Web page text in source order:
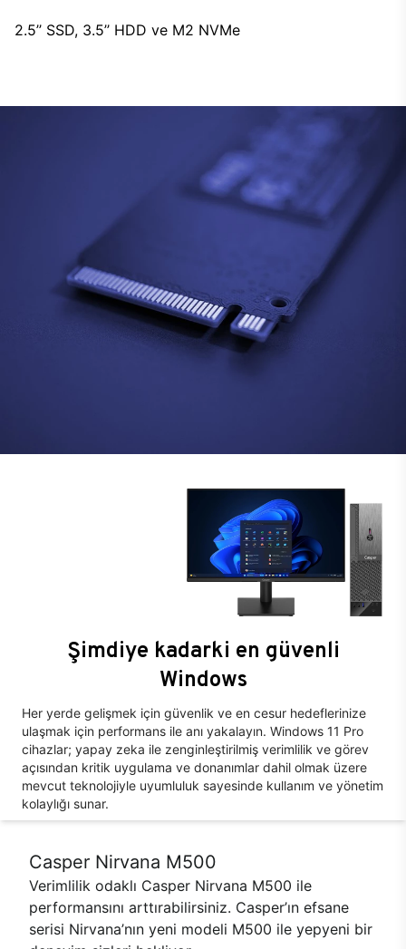
2.5’’ SSD, 3.5’’ HDD ve M2 NVMe
Şimdiye kadarki en güvenli
Windows
Her yerde gelişmek için güvenlik ve en cesur hedeflerinize
ulaşmak için performans ile anı yakalayın. Windows 11 Pro
cihazlar; yapay zeka ile zenginleştirilmiş verimlilik ve görev
açısından kritik uygulama ve donanımlar dahil olmak üzere
mevcut teknolojiyle uyumluluk sayesinde kullanım ve yönetim
kolaylığı sunar.
Casper Nirvana M500
Verimlilik odaklı Casper Nirvana M500 ile
performansını arttırabilirsiniz. Casper’ın efsane
serisi Nirvana’nın yeni modeli M500 ile yepyeni bir